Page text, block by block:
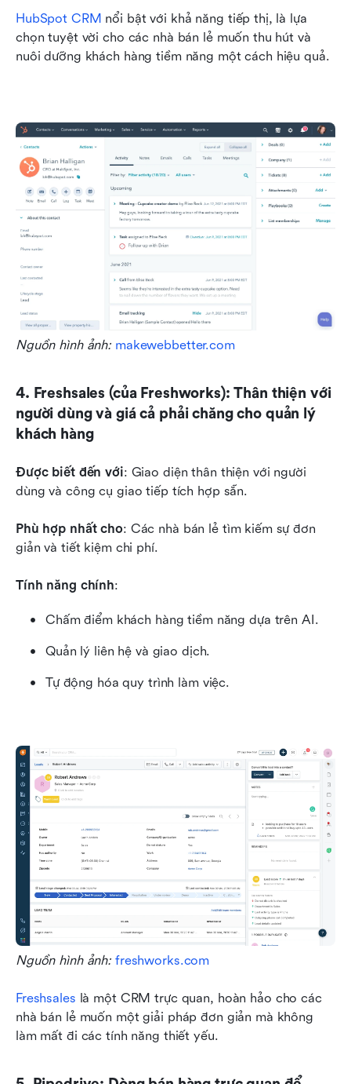
HubSpot CRM nổi bật với khả năng tiếp thị, là lựa
chọn tuyệt vời cho các nhà bán lẻ muốn thu hút và
nuôi dưỡng khách hàng tiềm năng một cách hiệu quả.
Nguồn hình ảnh: makewebbetter.com
4. Freshsales (của Freshworks): Thân thiện với
người dùng và giá cả phải chăng cho quản lý
khách hàng
Được biết đến với: Giao diện thân thiện với người
dùng và công cụ giao tiếp tích hợp sẵn.
Phù hợp nhất cho: Các nhà bán lẻ tìm kiếm sự đơn
giản và tiết kiệm chi phí.
Tính năng chính:
Chấm điểm khách hàng tiềm năng dựa trên AI.
Quản lý liên hệ và giao dịch.
Tự động hóa quy trình làm việc.
Nguồn hình ảnh: freshworks.com
Freshsales là một CRM trực quan, hoàn hảo cho các
nhà bán lẻ muốn một giải pháp đơn giản mà không
làm mất đi các tính năng thiết yếu.